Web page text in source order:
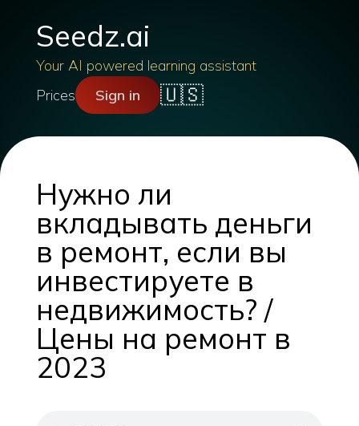
Seedz.ai
Your AI powered learning assistant
Prices
Sign in 🇺🇸
Нужно ли
вкладывать деньги
в ремонт, если вы
инвестируете в
недвижимость? /
Цены на ремонт в
2023